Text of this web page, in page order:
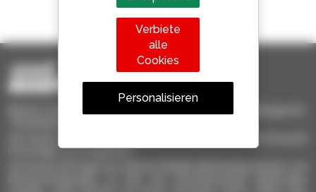
1 von 4 Teleskopladern
weltweit verkauft, ist ein Manitou
hinzufügen und vergleichen.
Verbiete
alle
Cookies
Personalisieren